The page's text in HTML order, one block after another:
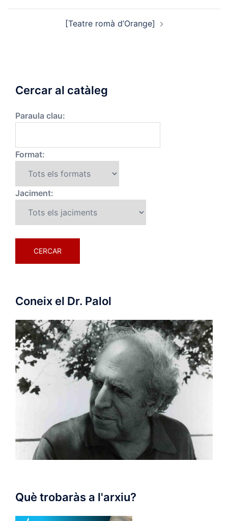
[Teatre romà d’Orange]
Cercar al catàleg
Paraula clau:
Format:
Jaciment:
Coneix el Dr. Palol
Què trobaràs a l'arxiu?